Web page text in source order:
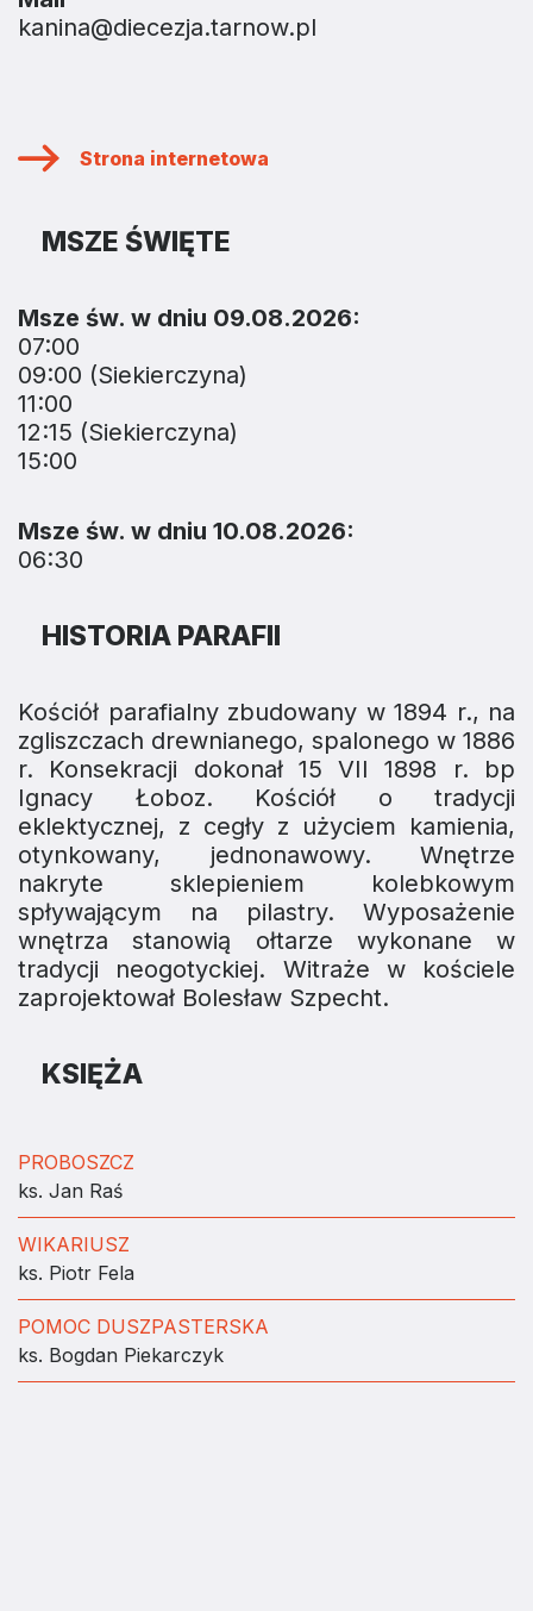
kanina@diecezja.tarnow.pl
Strona internetowa
MSZE ŚWIĘTE
Msze św. w dniu 09.08.2026:
07:00
09:00 (Siekierczyna)
11:00
12:15 (Siekierczyna)
15:00
Msze św. w dniu 10.08.2026:
06:30
HISTORIA PARAFII
Kościół parafialny zbudowany w 1894 r., na
zgliszczach drewnianego, spalonego w 1886
r. Konsekracji dokonał 15 VII 1898 r. bp
Ignacy Łoboz. Kościół o tradycji
eklektycznej, z cegły z użyciem kamienia,
otynkowany, jednonawowy. Wnętrze
nakryte sklepieniem kolebkowym
spływającym na pilastry. Wyposażenie
wnętrza stanowią ołtarze wykonane w
tradycji neogotyckiej. Witraże w kościele
zaprojektował Bolesław Szpecht.
KSIĘŻA
PROBOSZCZ
ks. Jan Raś
WIKARIUSZ
ks. Piotr Fela
POMOC DUSZPASTERSKA
ks. Bogdan Piekarczyk